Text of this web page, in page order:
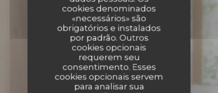
cookies denominados
«necessários» são
obrigatórios e instalados
por padrão. Outros
cookies opcionais
requerem seu
consentimento. Esses
cookies opcionais servem
para analisar sua